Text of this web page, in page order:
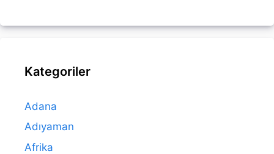
Kategoriler
Adana
Adıyaman
Afrika